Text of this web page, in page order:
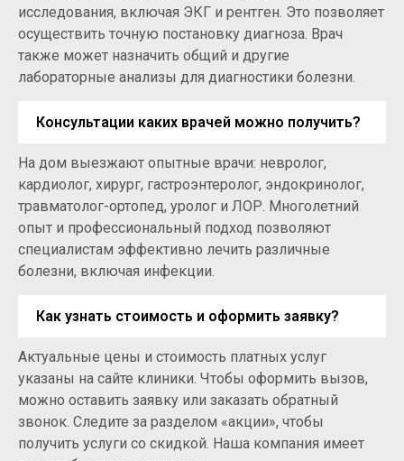
исследования, включая ЭКГ и рентген. Это позволяет
осуществить точную постановку диагноза. Врач
также может назначить общий и другие
лабораторные анализы для диагностики болезни.
Консультации каких врачей можно получить?
На дом выезжают опытные врачи: невролог,
кардиолог, хирург, гастроэнтеролог, эндокринолог,
травматолог-ортопед, уролог и ЛОР. Многолетний
опыт и профессиональный подход позволяют
специалистам эффективно лечить различные
болезни, включая инфекции.
Как узнать стоимость и оформить заявку?
Актуальные цены и стоимость платных услуг
указаны на сайте клиники. Чтобы оформить вызов,
можно оставить заявку или заказать обратный
звонок. Следите за разделом «акции», чтобы
получить услуги со скидкой. Наша компания имеет